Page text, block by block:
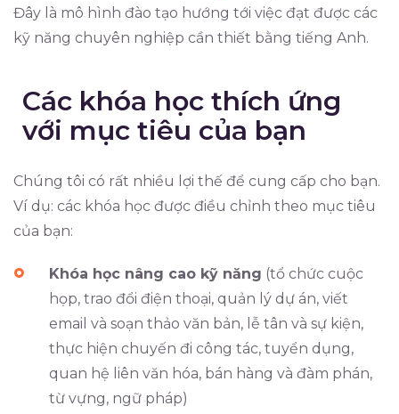
Đây là mô hình đào tạo hướng tới việc đạt được các
kỹ năng chuyên nghiệp cần thiết bằng tiếng Anh.
Các khóa học thích ứng
với mục tiêu của bạn
Chúng tôi có rất nhiều lợi thế để cung cấp cho bạn.
Ví dụ: các khóa học được điều chỉnh theo mục tiêu
của bạn:
Khóa học nâng cao kỹ năng (tổ chức cuộc
họp, trao đổi điện thoại, quản lý dự án, viết
email và soạn thảo văn bản, lễ tân và sự kiện,
thực hiện chuyến đi công tác, tuyển dụng,
quan hệ liên văn hóa, bán hàng và đàm phán,
từ vựng, ngữ pháp)